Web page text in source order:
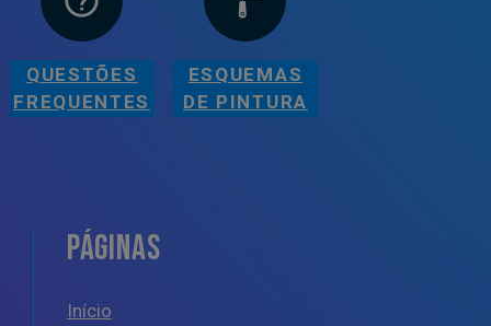
QUESTÕES
FREQUENTES
ESQUEMAS
DE PINTURA
PÁGINAS
Início